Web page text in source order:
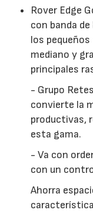
Rover Edge
con banda
los
mediano y
principales
- Grupo
convierte la
productivas,
esta gama.
- Va con
con un
Ahorra